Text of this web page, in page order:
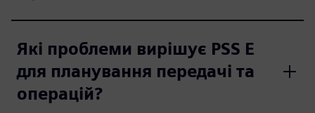
Які проблеми вирішує PSS E
для планування передачі та
операцій?